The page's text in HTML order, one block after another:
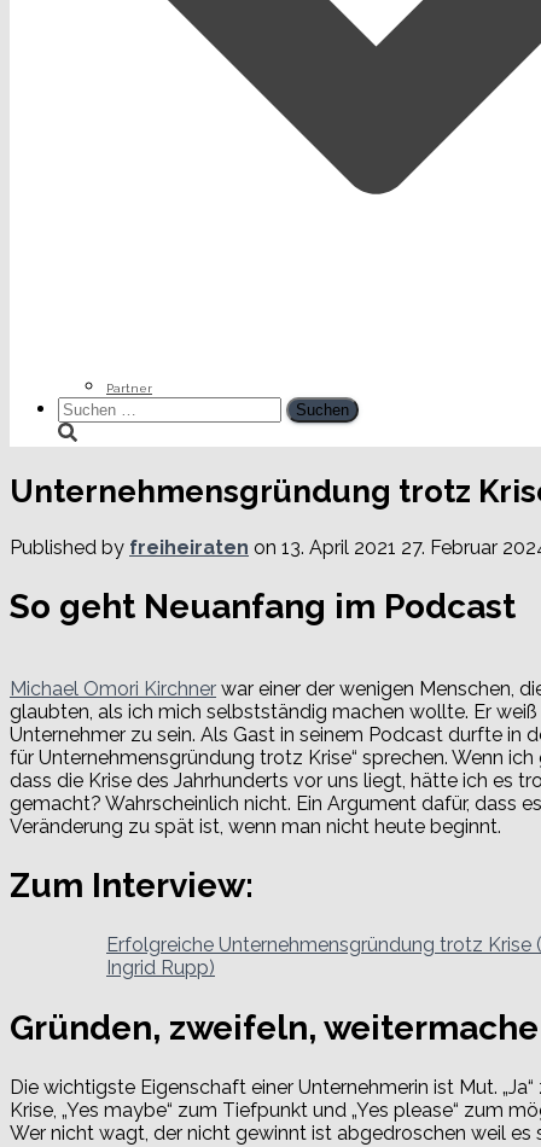
Partner
Suchen
nach:
Unternehmensgründung trotz
Published by freiheiraten on 13. April 2021 27. Februar
So geht Neuanfang im Podcast
Michael Omori Kirchner war einer der wenigen Menschen,
glaubten, als ich mich selbstständig machen wollte. Er weiß
Unternehmer zu sein. Als Gast in seinem Podcast durfte in
für Unternehmensgründung trotz Krise“ sprechen. Wenn
dass die Krise des Jahrhunderts vor uns liegt, hätte ich es
gemacht? Wahrscheinlich nicht. Ein Argument dafür, dass
Veränderung zu spät ist, wenn man nicht heute beginnt.
Zum Interview:
Erfolgreiche Unternehmensgründung trotz Krise
Ingrid Rupp)
Gründen, zweifeln,
Die wichtigste Eigenschaft einer Unternehmerin ist Mut.
Krise, „Yes maybe“ zum Tiefpunkt und „Yes please“ zum
Wer nicht wagt, der nicht gewinnt ist abgedroschen weil es